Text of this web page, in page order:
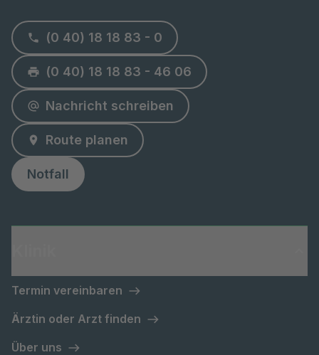
(0 40) 18 18 83 - 0
(0 40) 18 18 83 - 46 06
Nachricht schreiben
Route planen
Notfall
Termin vereinbaren
Ärztin oder Arzt finden
Über uns